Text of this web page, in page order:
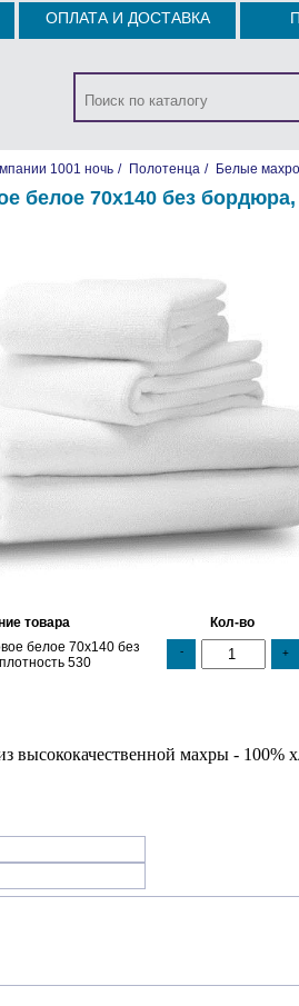
ОПЛАТА И ДОСТАВКА
1001 ночь / Полотенца / Белые
белое 70х140 без
товара Кол-во
белое 70х140 без
530
- +
высококачественной махры - 100%